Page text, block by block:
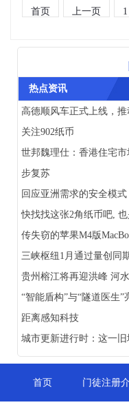
首页 上一页 1
热点资讯
高德顺风车正式上线，
关注902纸币
世邦魏理仕：香港住宅
步复苏
回应亚洲需求的安全模式
快找找这张2角纸币吧,
传失窃的苹果M4版
三峡枢纽1月通过量创同
贵州榕江将再迎洪峰 河
“智能盾构”与“隧道医生
距离感知科技
城市更新进行时：这一
首页 门徒注册